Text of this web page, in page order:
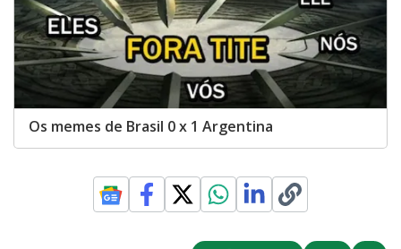
Os memes de Brasil 0 x 1 Argentina